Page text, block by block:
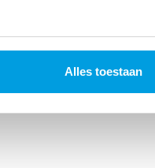
Alles toestaan
für maximales E-